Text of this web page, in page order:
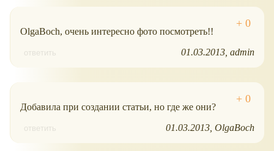
OlgaBoch, очень интересно фото посмотреть!!
ответить 01.03.2013 admin
Добавила при создании статьи, но где же они?
ответить 01.03.2013 OlgaBoch